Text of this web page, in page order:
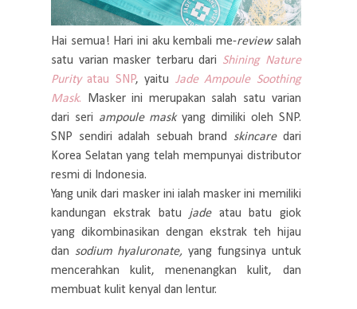
Hai semua! Hari ini aku kembali me-review salah
satu varian masker terbaru dari Shining Nature
Purityatau SNP, yaitu Jade Ampoule Soothing
Mask. Masker ini merupakan salah satu varian
dari seri ampoule maskyang dimiliki oleh SNP.
SNP sendiri adalah sebuah brand skincare dari
Korea Selatan yang telah mempunyai distributor
resmi di Indonesia.
Yang unik dari masker ini ialah masker ini memiliki
kandungan ekstrak batu jade atau batu giok
yang dikombinasikan dengan ekstrak teh hijau
dan sodium hyaluronate,yang fungsinya untuk
mencerahkan kulit, menenangkan kulit, dan
membuat kulit kenyal dan lentur.